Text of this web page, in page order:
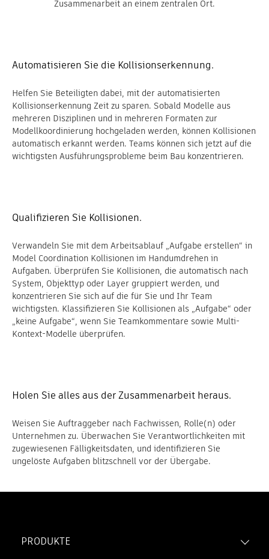
Zusammenarbeit an einem zentralen Ort.
Automatisieren Sie die Kollisionserkennung.
Helfen Sie Beteiligten dabei, mit der automatisierten
Kollisionserkennung Zeit zu sparen. Sobald Modelle aus
mehreren Disziplinen und in mehreren Formaten zur
Modellkoordinierung hochgeladen werden, können Kollisionen
automatisch erkannt werden. Teams können sich jetzt auf die
wichtigsten Ausführungsprobleme beim Bau konzentrieren.
Qualifizieren Sie Kollisionen.
Verwandeln Sie mit dem Arbeitsablauf „Aufgabe erstellen“ in
Model Coordination Kollisionen im Handumdrehen in
Aufgaben. Überprüfen Sie Kollisionen, die automatisch nach
System, Objekttyp oder Layer gruppiert werden, und
konzentrieren Sie sich auf die für Sie und Ihr Team
wichtigsten. Klassifizieren Sie Kollisionen als „Aufgabe“ oder
„keine Aufgabe“, wenn Sie Teamkommentare sowie Multi-
Kontext-Modelle überprüfen.
Holen Sie alles aus der Zusammenarbeit heraus.
Weisen Sie Auftraggeber nach Fachwissen, Rolle(n) oder
Unternehmen zu. Überwachen Sie Verantwortlichkeiten mit
zugewiesenen Fälligkeitsdaten, und identifizieren Sie
ungelöste Aufgaben blitzschnell vor der Übergabe.
PRODUKTE